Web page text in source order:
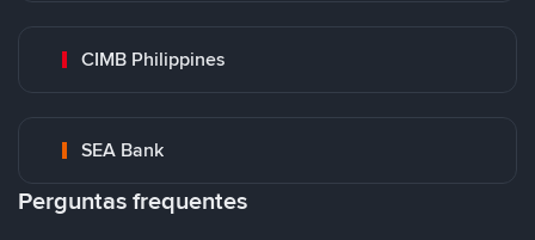
CIMB Philippines
SEA Bank
Perguntas frequentes